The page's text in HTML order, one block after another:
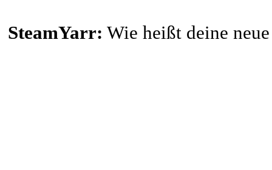
SteamYarr: Wie heißt deine